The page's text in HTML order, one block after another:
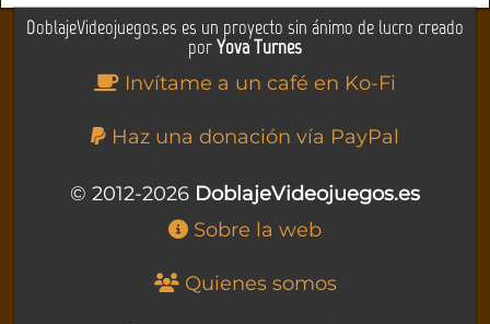
DoblajeVideojuegos.es es un proyecto sin ánimo de lucro creado
porYova Turnes
Invítame a un café en Ko-Fi
Haz una donación vía PayPal
© 2012-2026 DoblajeVideojuegos.es
Sobre la web
Quienes somos